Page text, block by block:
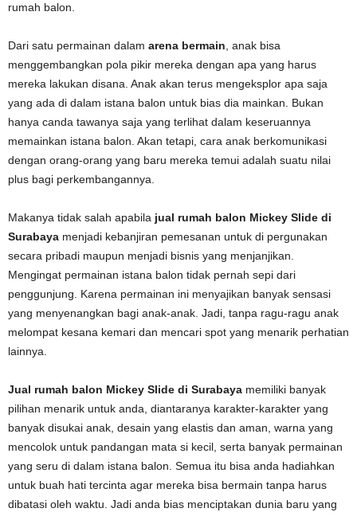
rumah balon.
Dari satu permainan dalam arena bermain , anak bisa
menggembangkan pola pikir mereka dengan apa yang harus
mereka lakukan disana. Anak akan terus mengeksplor apa saja
yang ada di dalam istana balon untuk bias dia mainkan. Bukan
hanya canda tawanya saja yang terlihat dalam keseruannya
memainkan istana balon. Akan tetapi, cara anak berkomunikasi
dengan orang-orang yang baru mereka temui adalah suatu nilai
plus bagi perkembangannya.
Makanya tidak salah apabila jual rumah balon Mickey Slide di
Surabaya menjadi kebanjiran pemesanan untuk di pergunakan
secara pribadi maupun menjadi bisnis yang menjanjikan.
Mengingat permainan istana balon tidak pernah sepi dari
penggunjung. Karena permainan ini menyajikan banyak sensasi
yang menyenangkan bagi anak-anak. Jadi, tanpa ragu-ragu anak
melompat kesana kemari dan mencari spot yang menarik perhatian
lainnya.
Jual rumah balon Mickey Slide di Surabaya memiliki banyak
pilihan menarik untuk anda, diantaranya karakter-karakter yang
banyak disukai anak, desain yang elastis dan aman, warna yang
mencolok untuk pandangan mata si kecil, serta banyak permainan
yang seru di dalam istana balon. Semua itu bisa anda hadiahkan
untuk buah hati tercinta agar mereka bisa bermain tanpa harus
dibatasi oleh waktu. Jadi anda bias menciptakan dunia baru yang